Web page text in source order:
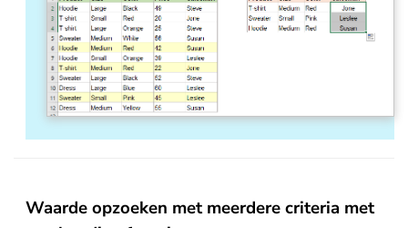
Waarde opzoeken met meerdere criteria met